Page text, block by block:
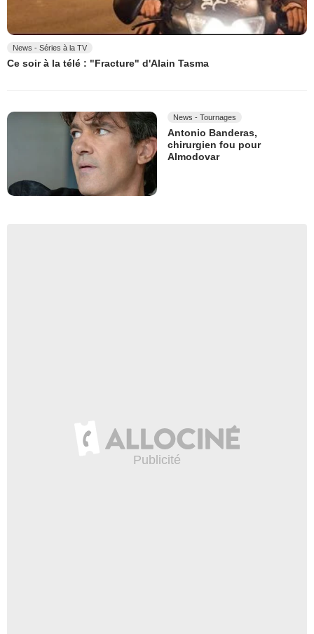
News - Séries à la TV
Ce soir à la télé : "Fracture" d'Alain Tasma
News - Tournages
Antonio Banderas,
chirurgien fou pour
Almodovar